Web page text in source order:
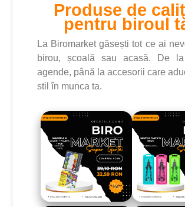
Produse de
pentru biroul
La Biromarket găsești tot ce ai
birou, școală sau acasă. De
agende, până la accesorii care
stil în munca ta.